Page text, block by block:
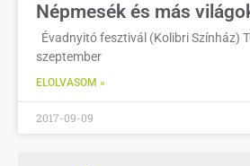
Népmesék és más
Évadnyitó fesztivál (Kolibri Színház)
szeptember
ELOLVASOM »
2017-09-09